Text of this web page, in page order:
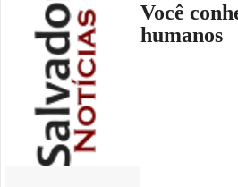
Você
humanos